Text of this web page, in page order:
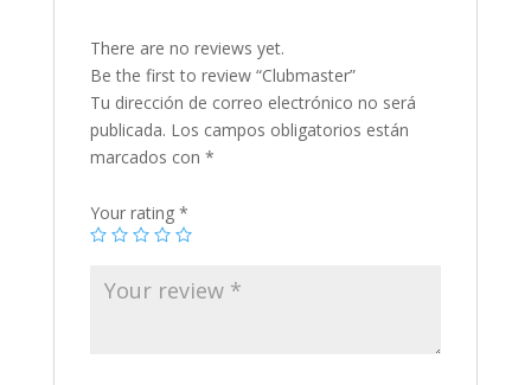
There are no reviews yet.
Be the first to review “Clubmaster”
Tu dirección de correo electrónico no será
publicada. Los campos obligatorios están
marcados con *
Your rating *